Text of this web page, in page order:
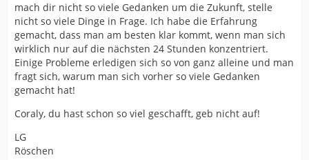
mach dir nicht so viele Gedanken um die Zukunft, stelle
nicht so viele Dinge in Frage. Ich habe die Erfahrung
gemacht, dass man am besten klar kommt, wenn man sich
wirklich nur auf die nächsten 24 Stunden konzentriert.
Einige Probleme erledigen sich so von ganz alleine und man
fragt sich, warum man sich vorher so viele Gedanken
gemacht hat!
Coraly, du hast schon so viel geschafft, geb nicht auf!
LG
Röschen